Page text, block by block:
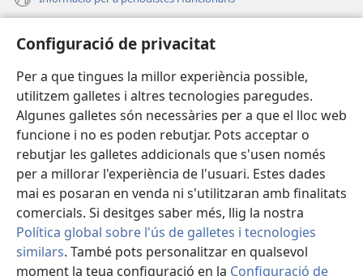
Configuració de privacitat
Per a que tingues la millor experiència possible,
utilitzem galletes i altres tecnologies paregudes.
Algunes galletes són necessàries per a que el lloc web
funcione i no es poden rebutjar. Pots acceptar o
rebutjar les galletes addicionals que s'usen només
per a millorar l'experiència de l'usuari. Estes dades
mai es posaran en venda ni s'utilitzaran amb finalitats
comercials. Si desitges saber més, llig la nostra
Política global sobre l'ús de galletes i tecnologies
similars. També pots personalitzar en qualsevol
moment la teua configuració en la Configuració de
(obri
en
finestra
nova)
BIBLIOTECA EN LÍNIA Watchtower™
(obri
en
una
finestra
nova)
JW Hub
(obri
en
una
nova)
®
Copyright© 2026 Watch Tower Bible and Tract Society of Pennsylvania.